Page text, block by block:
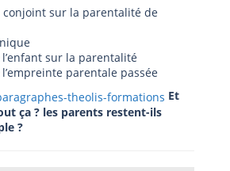
conjoint sur la parentalité de
l’enfant sur la parentalité
l’empreinte parentale passée
Et
ça ? les parents restent-ils
?